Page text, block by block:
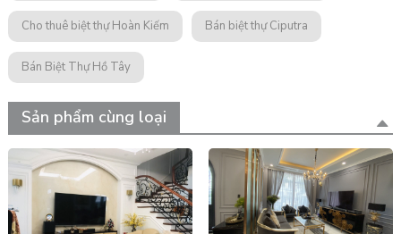
Cho thuê biệt thự Hoàn Kiếm Bán biệt thự Ciputra
Bán Biệt Thự Hồ Tây
Sản phẩm cùng loại